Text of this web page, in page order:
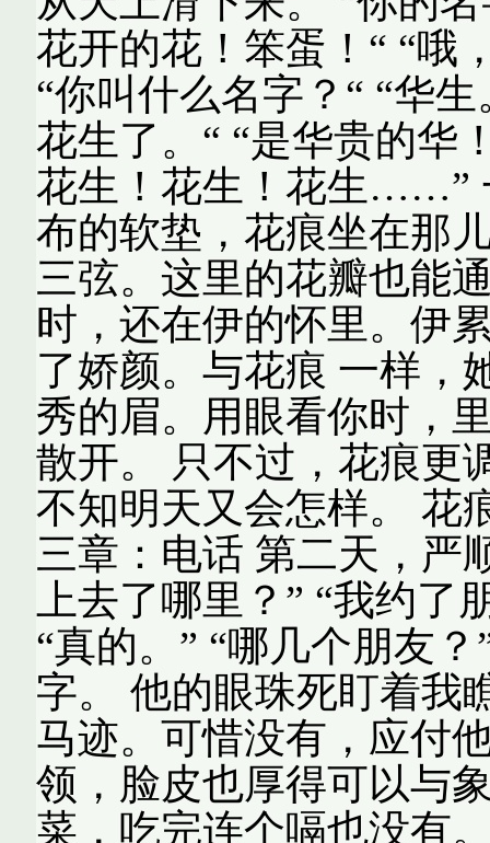
花开的花！笨蛋！“ “
“你叫什么名字？“ “华
花生了。“ “是华贵的华
花生！花生！花生……”
布的软垫，花痕坐在那
三弦。这里的花瓣也能
时，还在伊的怀里。伊
了娇颜。与花痕 一样，
秀的眉。用眼看你时，
散开。 只不过，花痕更
不知明天又会怎样。 花
三章：电话 第二天，严
上去了哪里？” “我约了
“真的。” “哪几个朋友
字。 他的眼珠死盯着我
马迹。可惜没有，应付
领，脸皮也厚得可以与
菜，吃完连个嗝也没有